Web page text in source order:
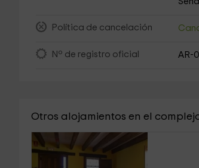
Política de cancelación
Nº de registro oficial AR-
Otros alojamientos en el